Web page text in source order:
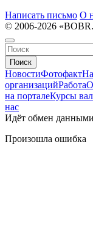
Написать письмо О
© 2006-2026
Поиск
НовостиФотофакт
организацийРабота
на порталеКурсы
нас
Идёт обмен
Произошла ошибка